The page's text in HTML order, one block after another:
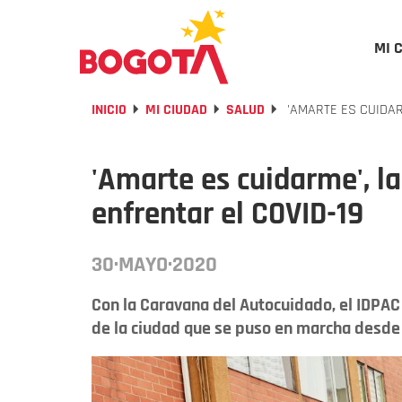
MI
INICIO MI CIUDAD SALUD 'AMARTE ES
'Amarte es cuidarme',
enfrentar el COVID-19
30·MAYO·2020
Con la Caravana del Autocuidado, el
de la ciudad que se puso en marcha